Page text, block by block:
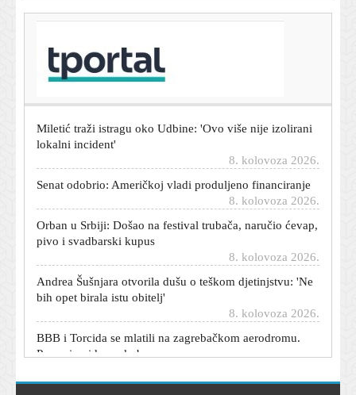
Modrić u Australiji: 'Koliko hrvatskih navijača,
prekrasno...'
lokalni incident'
Senat odobrio: Američkoj vladi produljeno financiranje
8. kolovoza 2026.
Orban u Srbiji: Došao na festival trubača, naručio ćevap,
pivo i svadbarski kupus
Andrea Šušnjara otvorila dušu o teškom djetinjstvu: 'Ne
bih opet birala istu obitelj'
BBB i Torcida se mlatili na zagrebačkom aerodromu.
Procurio video sukoba
8. kolovoza 2026.
Uhićena 37-godišnja žena zbog ubojstva starijeg